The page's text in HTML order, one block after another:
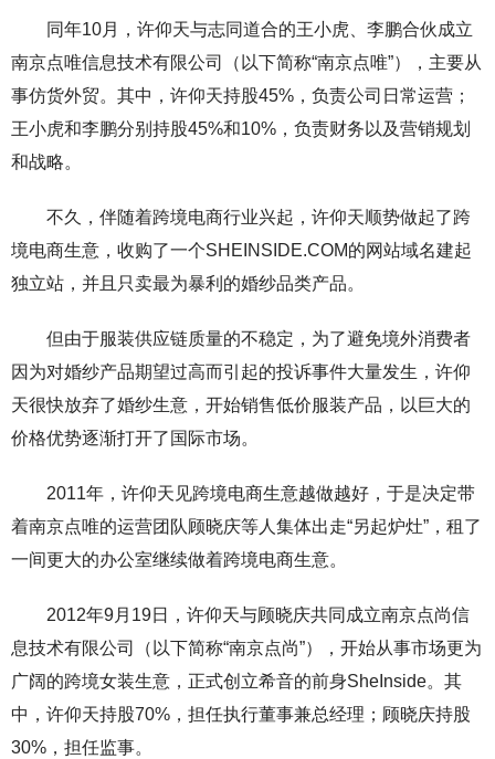
同年10月，许仰天与志同道合的王小虎、李鹏合伙成立
南京点唯信息技术有限公司（以下简称“南京点唯”），主要从
事仿货外贸。其中，许仰天持股45%，负责公司日常运营；
王小虎和李鹏分别持股45%和10%，负责财务以及营销规划
和战略。
不久，伴随着跨境电商行业兴起，许仰天顺势做起了跨
境电商生意，收购了一个SHEINSIDE.COM的网站域名建起
独立站，并且只卖最为暴利的婚纱品类产品。
但由于服装供应链质量的不稳定，为了避免境外消费者
因为对婚纱产品期望过高而引起的投诉事件大量发生，许仰
天很快放弃了婚纱生意，开始销售低价服装产品，以巨大的
价格优势逐渐打开了国际市场。
2011年，许仰天见跨境电商生意越做越好，于是决定带
着南京点唯的运营团队顾晓庆等人集体出走“另起炉灶”，租了
一间更大的办公室继续做着跨境电商生意。
2012年9月19日，许仰天与顾晓庆共同成立南京点尚信
息技术有限公司（以下简称“南京点尚”），开始从事市场更为
广阔的跨境女装生意，正式创立希音的前身SheInside。其
中，许仰天持股70%，担任执行董事兼总经理；顾晓庆持股
30%，担任监事。